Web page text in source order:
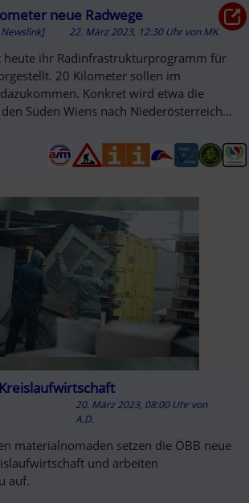
neue Radwege
22. März 2023, 12:30 Uhr vonMK
heute ihr Radinfrastrukturprogramm für
20 Kilometer sollen im
Konkret wird etwa die
Süden Wiens nach Niederösterreich
20. März 2023, 08:00 Uhr von
A.D.
materialnomaden setzen die ÖBB neue
und arbeiten
auf.